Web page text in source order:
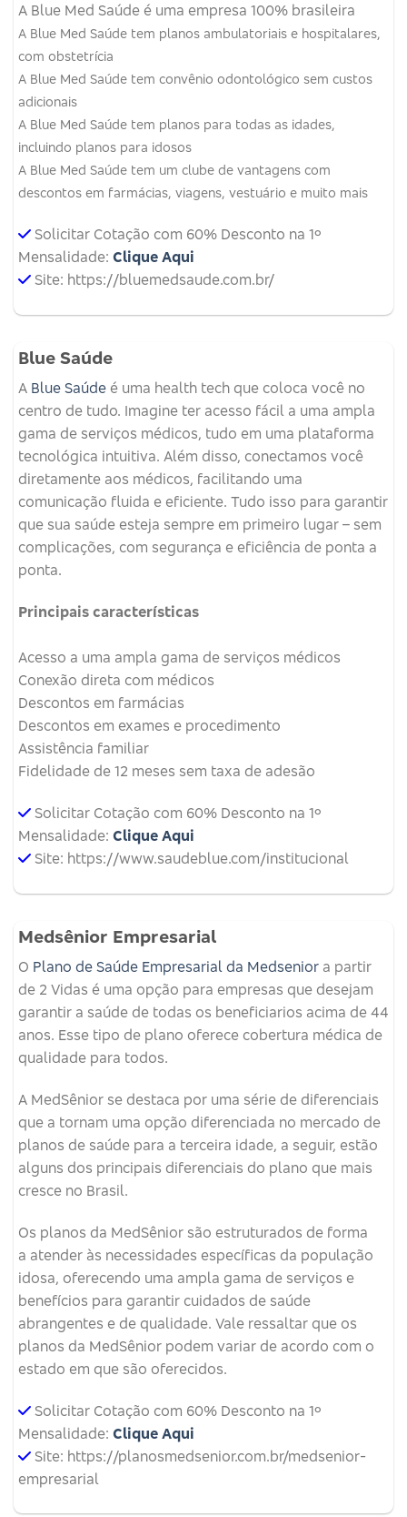
A Blue Med Saúde é uma empresa 100% brasileira
A Blue Med Saúde tem planos ambulatoriais e hospitalares,
com obstetrícia
A Blue Med Saúde tem convênio odontológico sem custos
adicionais
A Blue Med Saúde tem planos para todas as idades,
incluindo planos para idosos
A Blue Med Saúde tem um clube de vantagens com
descontos em farmácias, viagens, vestuário e muito mais
Solicitar Cotação com 60% Desconto na 1º
Mensalidade: Clique Aqui
Site: https://bluemedsaude.com.br/
Blue Saúde
A Blue Saúde é uma health tech que coloca você no
centro de tudo. Imagine ter acesso fácil a uma ampla
gama de serviços médicos, tudo em uma plataforma
tecnológica intuitiva. Além disso, conectamos você
diretamente aos médicos, facilitando uma
comunicação fluida e eficiente. Tudo isso para garantir
que sua saúde esteja sempre em primeiro lugar – sem
complicações, com segurança e eficiência de ponta a
ponta.
Principais características
Acesso a uma ampla gama de serviços médicos
Conexão direta com médicos
Descontos em farmácias
Descontos em exames e procedimento
Assistência familiar
Fidelidade de 12 meses sem taxa de adesão
Solicitar Cotação com 60% Desconto na 1º
Mensalidade: Clique Aqui
Site: https://www.saudeblue.com/institucional
Medsênior Empresarial
O Plano de Saúde Empresarial da Medsenior a partir
de 2 Vidas é uma opção para empresas que desejam
garantir a saúde de todas os beneficiarios acima de 44
anos. Esse tipo de plano oferece cobertura médica de
qualidade para todos.
A MedSênior se destaca por uma série de diferenciais
que a tornam uma opção diferenciada no mercado de
planos de saúde para a terceira idade, a seguir, estão
alguns dos principais diferenciais do plano que mais
cresce no Brasil.
Os planos da MedSênior são estruturados de forma
a atender às necessidades específicas da população
idosa, oferecendo uma ampla gama de serviços e
benefícios para garantir cuidados de saúde
abrangentes e de qualidade. Vale ressaltar que os
planos da MedSênior podem variar de acordo com o
estado em que são oferecidos.
Solicitar Cotação com 60% Desconto na 1º
Mensalidade: Clique Aqui
Site: https://planosmedsenior.com.br/medsenior-
empresarial